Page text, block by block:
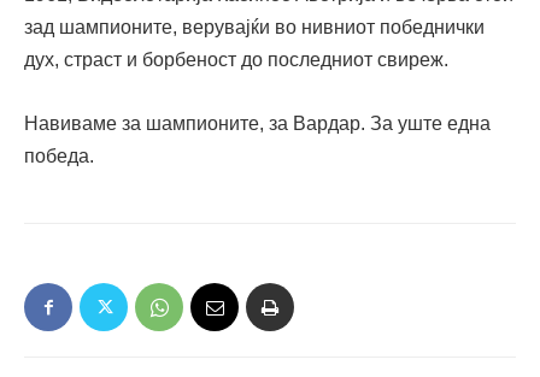
зад шампионите, верувајќи во нивниот победнички
дух, страст и борбеност до последниот свиреж.
Навиваме за шампионите, за Вардар. За уште една
победа.